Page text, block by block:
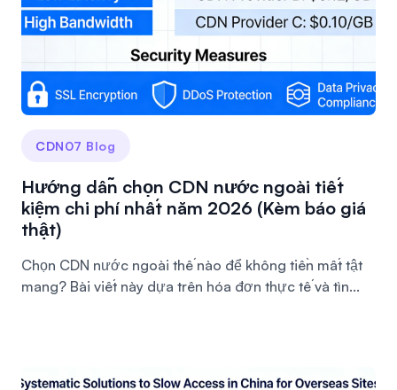
CDN07 Blog
Hướng dẫn chọn CDN nước ngoài tiết
kiệm chi phí nhất năm 2026 (Kèm báo giá
thật)
Chọn CDN nước ngoài thế nào để không tiền mất tật
mang? Bài viết này dựa trên hóa đơn thực tế và tìn...